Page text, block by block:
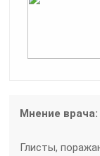
Мнение врача:
Глисты,